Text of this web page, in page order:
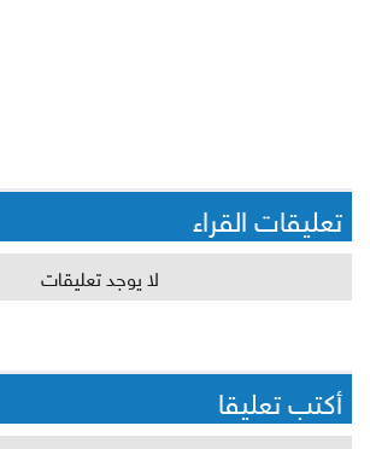
تعليقات القراء
لا يوجد تعليقات
أكتب تعليقا